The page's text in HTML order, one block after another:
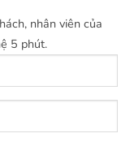
nhân viên của
5 phút.